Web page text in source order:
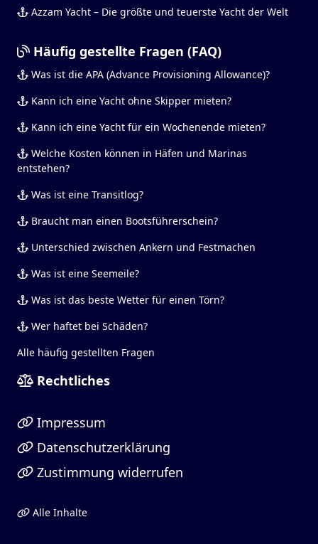
Azzam Yacht – Die größte und teuerste Yacht der Welt
Häufig gestellte Fragen (FAQ)
Was ist die APA (Advance Provisioning Allowance)?
Kann ich eine Yacht ohne Skipper mieten?
Kann ich eine Yacht für ein Wochenende mieten?
Welche Kosten können in Häfen und Marinas
entstehen?
Was ist eine Transitlog?
Braucht man einen Bootsführerschein?
Unterschied zwischen Ankern und Festmachen
Was ist eine Seemeile?
Was ist das beste Wetter für einen Törn?
Wer haftet bei Schäden?
Alle häufig gestellten Fragen
Rechtliches
Impressum
Datenschutzerklärung
Zustimmung widerrufen
Alle Inhalte